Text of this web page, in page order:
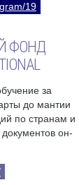
19
ФОНД
за
до мантии
по странам и
он-